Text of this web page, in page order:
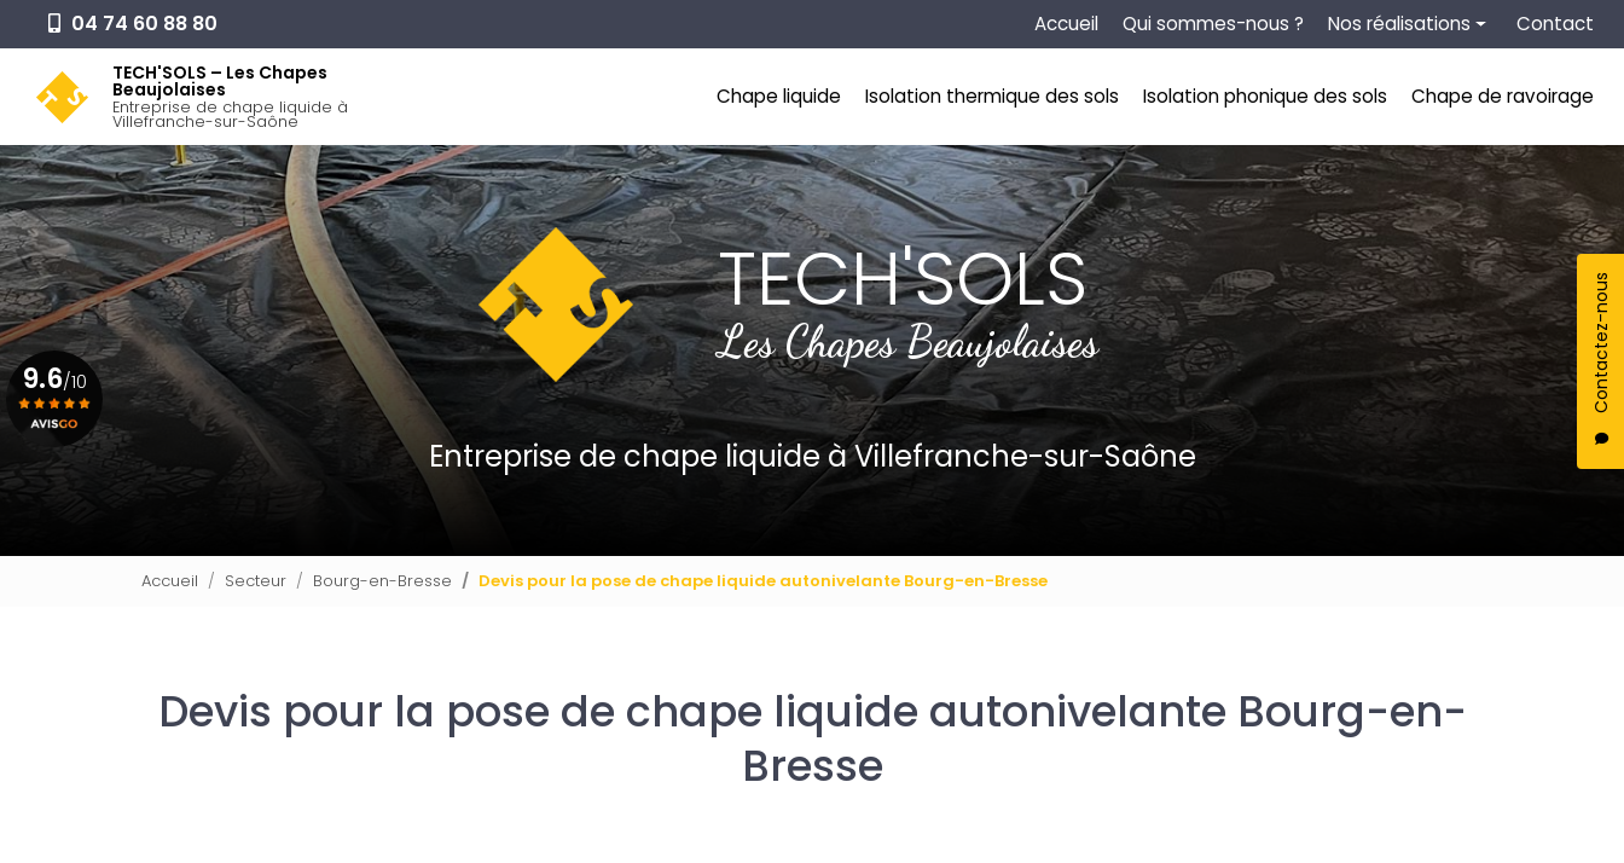
contenu
principal
04 74 60 88 80 Navigation secondaire
Accueil Qui sommes-nous ?
Nos réalisations
Isolation thermique des sols
Isolation phonique des sols
Chape de ravoirage
Contact
TECH'SOLS – Les Chapes
Beaujolaises
Entreprise de chape liquide à
Villefranche-sur-Saône
Contactez-nous
Chape liquide Isolation thermique des sols Isolation phonique des sols Chape de ravoirage
TECH'SOLS
Les Chapes Beaujolaises
Entreprise de chape liquideà Villefranche-sur-Saône
9.6/10
Voir le certificat
Accueil Secteur Bourg-en-Bresse Devis pour la pose de chape liquide autonivelante Bourg-en-Bresse
Devis pour la pose de chape liquide autonivelante Bourg-en-
Bresse